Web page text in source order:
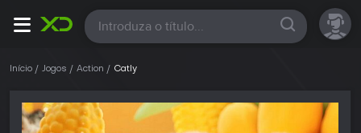
Todas
Início Jogos Action Catly